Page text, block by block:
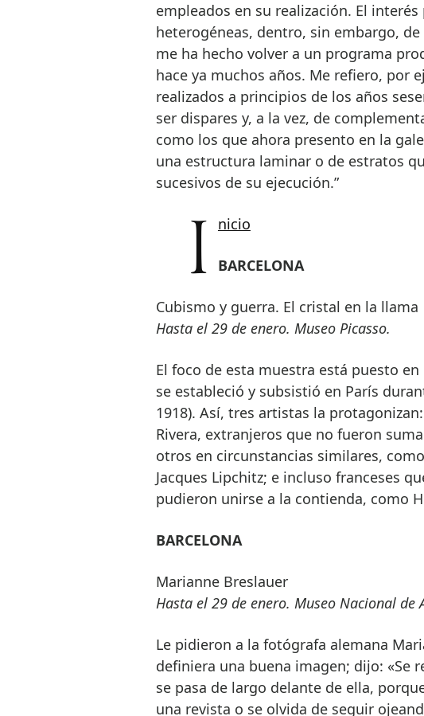
empleados en su realización. El
heterogéneas, dentro, sin embargo,
me ha hecho volver a un programa
hace ya muchos años. Me refiero, por
realizados a principios de los años
ser dispares y, a la vez, de
como los que ahora presento en la
una estructura laminar o de estratos
sucesivos de su ejecución.”
Inicio
BARCELONA
Cubismo y guerra. El cristal en la llama
Hasta el 29 de enero. Museo Picasso.
El foco de esta muestra está puesto
se estableció y subsistió en París
1918). Así, tres artistas la
Rivera, extranjeros que no fueron
otros en circunstancias similares,
Jacques Lipchitz; e incluso franceses
pudieron unirse a la contienda, como
BARCELONA
Marianne Breslauer
Hasta el 29 de enero. Museo Nacional de
Le pidieron a la fotógrafa alemana
definiera una buena imagen; dijo: «Se
se pasa de largo delante de ella,
una revista o se olvida de seguir